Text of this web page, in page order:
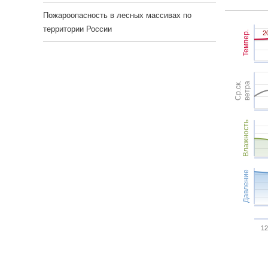
Темпер.
Ср.ск.ветра
Влажность
Давление
Пожароопасность в лесных массивах по
территории России